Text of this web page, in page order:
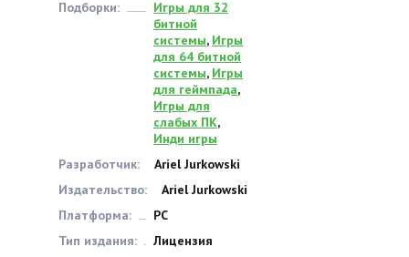
Подборки:
Игры для 32
битной
системы, Игры
для 64 битной
системы, Игры
для геймпада,
Игры для
слабых ПК,
Инди игры
Разработчик:
Ariel Jurkowski
Издательство:
Ariel Jurkowski
Платформа:
PC
Тип издания:
Лицензия